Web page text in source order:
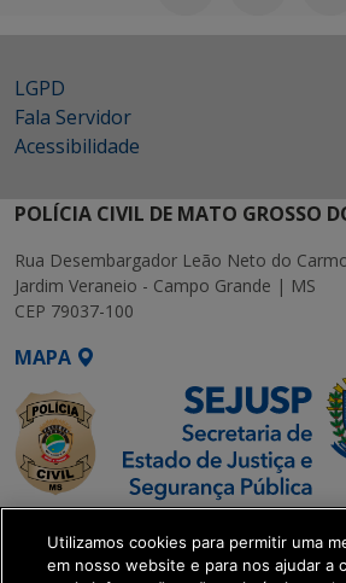
LGPD
Fala Servidor
Acessibilidade
POLÍCIA CIVIL DE MATO GROSSO
Rua Desembargador Leão Neto do
Jardim Veraneio - Campo Grande | MS
CEP 79037-100
MAPA
SETDIG | Secretaria-
Executiva de
Utilizamos cookies para permitir uma
em nosso website e para nos ajudar a